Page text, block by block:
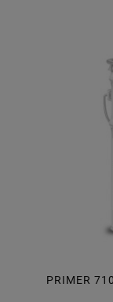
PRIMER